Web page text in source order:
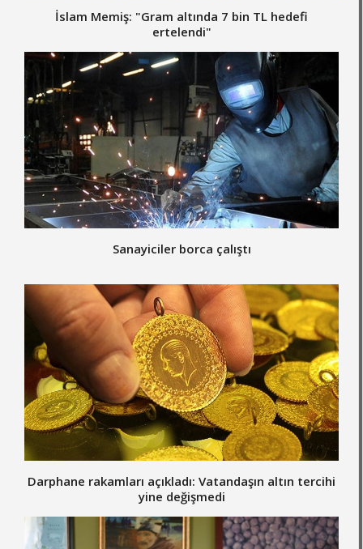
İslam Memiş: "Gram altında 7 bin TL hedefi
ertelendi"
Sanayiciler borca çalıştı
Darphane rakamları açıkladı: Vatandaşın altın tercihi
yine değişmedi